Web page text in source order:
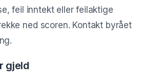
feil inntekt eller feilaktige
ned scoren. Kontakt byrået
gjeld